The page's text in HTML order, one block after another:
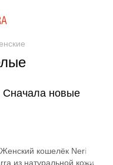
Сначала новые